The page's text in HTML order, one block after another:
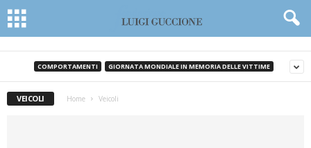
COMPORTAMENTI GIORNATA MONDIALE IN MEMORIA DELLE VITTIME
VEICOLI Home Veicoli